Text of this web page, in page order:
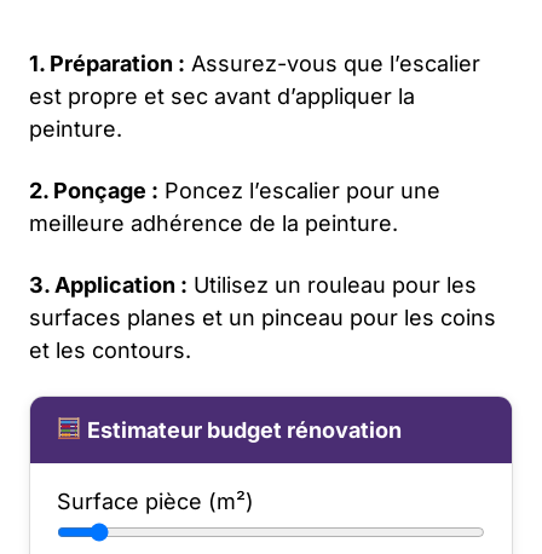
1. Préparation : Assurez-vous que l’escalier
est propre et sec avant d’appliquer la
peinture.
2. Ponçage : Poncez l’escalier pour une
meilleure adhérence de la peinture.
3. Application : Utilisez un rouleau pour les
surfaces planes et un pinceau pour les coins
et les contours.
Estimateur budget rénovation
Surface pièce (m²)